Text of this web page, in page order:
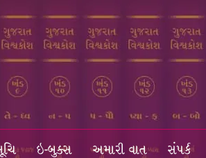
ઇ-બુક્સ અમારી વાત સંપર્ક